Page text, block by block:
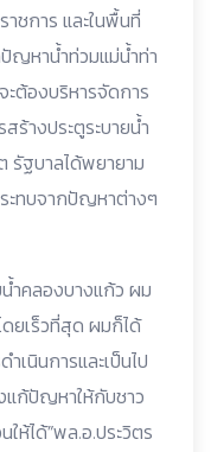
าชการ และในพื้นที่
ญหาน้ำท่วมแม่น้ำท่า
ะต้องบริหารจัดการ
ร้างประตูระบายน้ำ
รัฐบาลได้พยายาม
ะทบจากปัญหาต่างๆ
น้ำคลองบางแก้ว ผม
ยเร็วที่สุด ผมก็ได้
เนินการและเป็นไป
แก้ปัญหาให้กับชาว
ห้ได้”พล.อ.ประวิตร